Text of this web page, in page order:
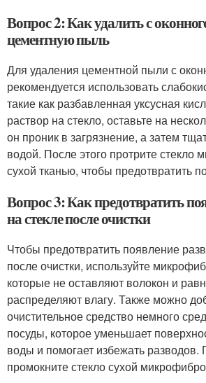
Вопрос 2: Как удалить с
цементную пыль
Для удаления цементной пыли с
рекомендуется использовать
такие как разбавленная уксусная
раствор на стекло, оставьте на
он проник в загрязнение, а затем
водой. После этого протрите стекло
сухой тканью, чтобы предотвратить
Вопрос 3: Как предотвратить
на стекле после очистки
Чтобы предотвратить появление
после очистки, используйте
которые не оставляют волокон и
распределяют влагу. Также можно
очистительное средство немного
посуды, которое уменьшает
воды и помогает избежать разводов.
промокните стекло сухой